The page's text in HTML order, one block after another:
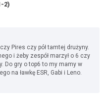
2)
Pires czy pół tamtej drużyny.
i żeby zespół marzył o 6 czy
Do gry o top6 to my mamy w
na ławkę ESR, Gabi i Leno.